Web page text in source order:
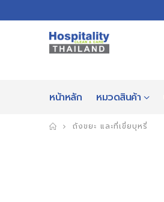
หน้าหลัก หมวดสินค้า
ถังขยะ และที่เขี่ยบุหรี่